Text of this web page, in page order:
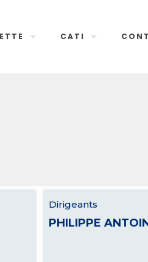
CATI
Dirigeants
PHILIPPE